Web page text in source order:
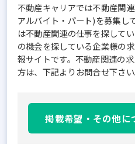
不動産キャリアでは不動産関
アルバイト・パート)を募集し
は不動産関連の仕事を探して
の機会を探している企業様の
報サイトです。不動産関連の
方は、下記よりお問合せ下さい
掲載希望・その他